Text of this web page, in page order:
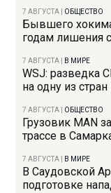
7 АВГУСТА ОБЩЕСТВО
Бывшего
годам лишения
7 АВГУСТА В МИРЕ
WSJ: разведка
на одну из
7 АВГУСТА ОБЩЕСТВО
Грузовик MAN
трассе в
7 АВГУСТА В МИРЕ
В Саудовской
подготовке